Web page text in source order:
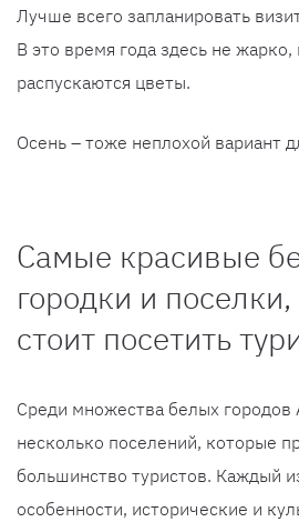
Лучше всего запланировать
В это время года здесь не
распускаются цветы.
Осень – тоже неплохой вариант
Самые красивые
городки и
стоит посетить
Среди множества белых городов
несколько поселений, которые
большинство туристов. Каждый
особенности, исторические и